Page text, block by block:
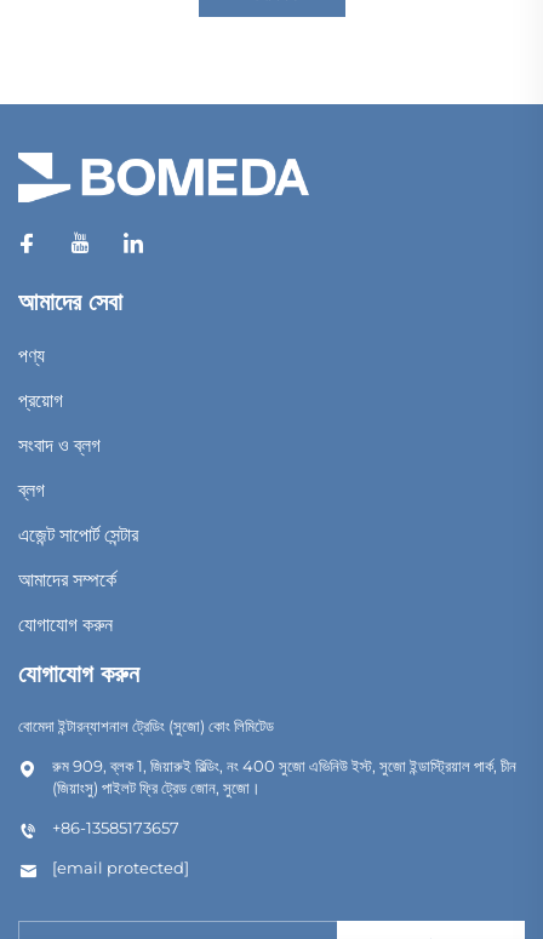
আমাদের সেবা
পণ্য
প্রয়োগ
সংবাদ ও ব্লগ
ব্লগ
এজেন্ট সাপোর্ট সেন্টার
আমাদের সম্পর্কে
যোগাযোগ করুন
যোগাযোগ করুন
বোমেদা ইন্টারন্যাশনাল ট্রেডিং (সুজো) কোং লিমিটেড
রুম 909, ব্লক 1, জিয়ারুই বিল্ডিং, নং 400 সুজো এভিনিউ ইস্ট, সুজো ইন্ডাস্ট্রিয়াল পার্ক, চীন
(জিয়াংসু) পাইলট ফ্রি ট্রেড জোন, সুজো।
+86-13585173657
[email protected]